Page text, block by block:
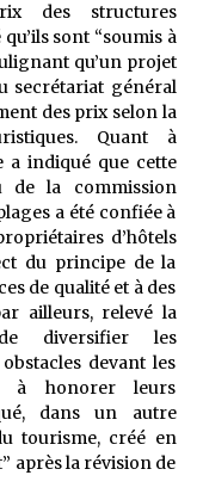
des structures
sont “soumis à
qu’un projet
secrétariat général
des prix selon la
Quant à
a indiqué que cette
de la commission
a été confiée à
d’hôtels
du principe de la
de qualité et à des
ailleurs, relevé la
diversifier les
devant les
à honorer leurs
dans un autre
tourisme, créé en
après la révision de